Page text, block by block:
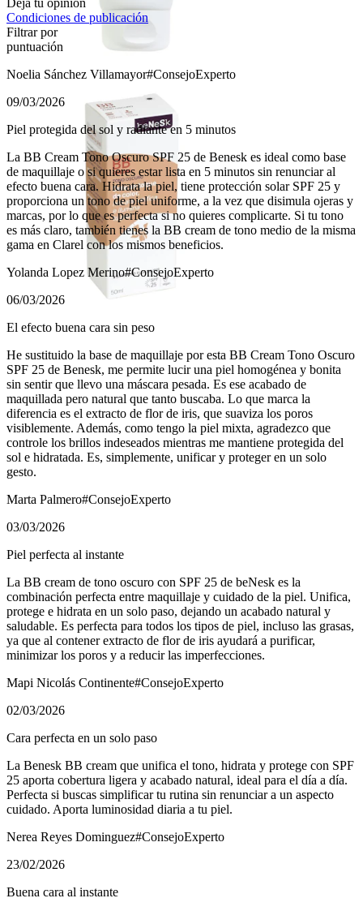
Condiciones de publicación
Filtrar por
puntuación
Noelia Sánchez Villamayor#ConsejoExperto
09/03/2026
Piel protegida del sol y radiante en 5 minutos
La BB Cream Tono Oscuro SPF 25 de Benesk es ideal como base
de maquillaje o si quieres estar lista en 5 minutos sin renunciar al
efecto buena cara. Hidrata la piel, tiene protección solar SPF 25 y
proporciona un tono de piel uniforme, a la vez que disimula ojeras y
marcas, por lo que es perfecta si no quieres complicarte. Si tu tono
es más claro, también tienes la BB cream de tono medio de la misma
gama en Clarel con los mismos beneficios.
Yolanda Lopez Merino#ConsejoExperto
06/03/2026
El efecto buena cara sin peso
He sustituido la base de maquillaje por esta BB Cream Tono Oscuro
SPF 25 de Benesk, me permite lucir una piel homogénea y bonita
sin sentir que llevo una máscara pesada. Es ese acabado de
maquillada pero natural que tanto buscaba. Lo que marca la
diferencia es el extracto de flor de iris, que suaviza los poros
visiblemente. Además, como tengo la piel mixta, agradezco que
controle los brillos indeseados mientras me mantiene protegida del
sol e hidratada. Es, simplemente, unificar y proteger en un solo
gesto.
Marta Palmero#ConsejoExperto
03/03/2026
Piel perfecta al instante
La BB cream de tono oscuro con SPF 25 de beNesk es la
combinación perfecta entre maquillaje y cuidado de la piel. Unifica,
protege e hidrata en un solo paso, dejando un acabado natural y
saludable. Es perfecta para todos los tipos de piel, incluso las grasas,
ya que al contener extracto de flor de iris ayudará a purificar,
minimizar los poros y a reducir las imperfecciones.
Mapi Nicolás Continente#ConsejoExperto
02/03/2026
Cara perfecta en un solo paso
La Benesk BB cream que unifica el tono, hidrata y protege con SPF
25 aporta cobertura ligera y acabado natural, ideal para el día a día.
Perfecta si buscas simplificar tu rutina sin renunciar a un aspecto
cuidado. Aporta luminosidad diaria a tu piel.
Nerea Reyes Dominguez#ConsejoExperto
23/02/2026
Buena cara al instante